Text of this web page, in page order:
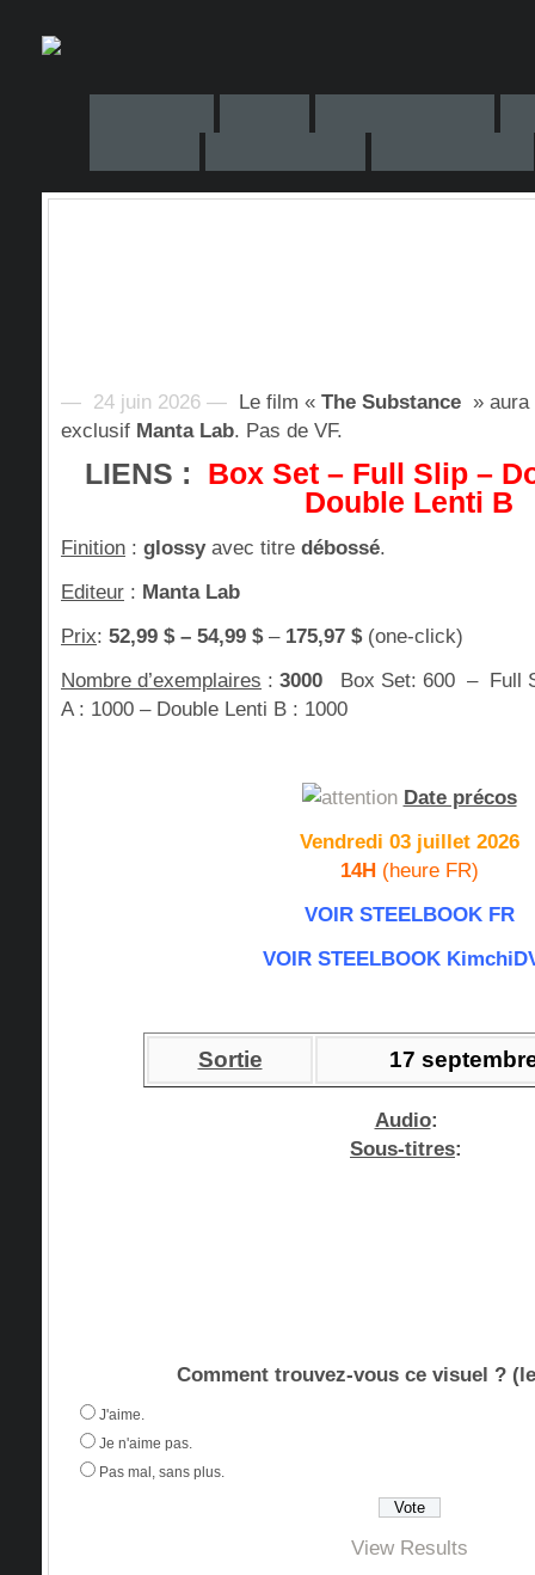
— 24 juin 2026 — Le film « The Substance »
exclusif Manta Lab. Pas de VF.
LIENS : Box Set – Full Slip –
Double Lenti B
Finition : glossyavec titre débossé.
Editeur : Manta Lab
Prix: 52,99 $ – 54,99 $– 175,97 $(one-click)
Nombre d’exemplaires : 3000 Box Set: 600 – Full
A : 1000 – Double Lenti B : 1000
Date précos
Vendredi 03 juillet 2026
14H (heure FR)
VOIR STEELBOOK FR
VOIR STEELBOOK
Sortie 17
Audio:
Sous-titres:
Comment trouvez-vous ce visuel ?
J'aime.
Je n'aime pas.
Pas mal, sans plus.
View Results